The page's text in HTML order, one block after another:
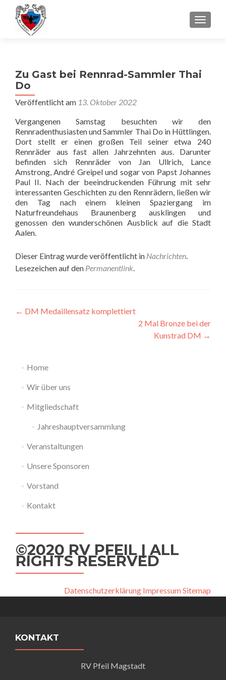
Zu Gast bei Rennrad-Sammler Thai
Do
Veröffentlicht am 13. Oktober 2022
Vergangenen Samstag besuchten wir den
Rennradenthusiasten und Sammler Thai Do in Hüttlingen.
Dort stellt er einen großen Teil seiner etwa 240
Rennräder aus fast allen Jahrzehnten aus. Darunter
befinden sich Rennräder von Jan Ullrich, Lance
Amstrong, André Greipel und sogar von Papst Johannes
Paul II. Nach der beeindruckenden Führung mit sehr
interessanten Geschichten zu den Rennrädern, ließen wir
den Tag nach einem kleinen Spaziergang im
Naturfreundehaus Braunenberg ausklingen und
genossen den wunderschönen Ausblick auf die Stadt
Aalen.
Dieser Eintrag wurde veröffentlicht in Nachrichten.
Lesezeichen auf den Permanentlink.
Beitragsnavigation
← DM Medaillensatz komplettiert
2 Mal Bronze bei der
Kunstrad DM →
Home
Wir über uns
Mitgliedschaft
Jahreshauptversammlung
Veranstaltungen
Unsere Sponsoren
Vorstand
Kontakt
©2020 RV PFEIL | ALL
RIGHTS RESERVED
Datenschutzerklärung ImpressumSitemap
KONTAKT
RV Pfeil Magstadt